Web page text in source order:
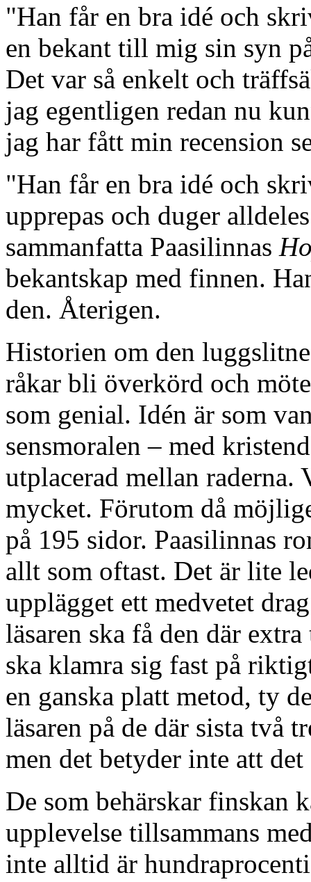
"Han får en bra idé och
en bekant till mig sin syn
Det var så enkelt och
jag egentligen redan nu
jag har fått min recension
"Han får en bra idé och
upprepas och duger
sammanfatta Paasilinnas
bekantskap med finnen.
den. Återigen.
Historien om den
råkar bli överkörd och
som genial. Idén är som
sensmoralen – med
utplacerad mellan raderna.
mycket. Förutom då
på 195 sidor. Paasilinnas
allt som oftast. Det är lite
upplägget ett medvetet
läsaren ska få den där
ska klamra sig fast på
en ganska platt metod, ty
läsaren på de där sista två
men det betyder inte att
De som behärskar finskan
upplevelse tillsammans
inte alltid är